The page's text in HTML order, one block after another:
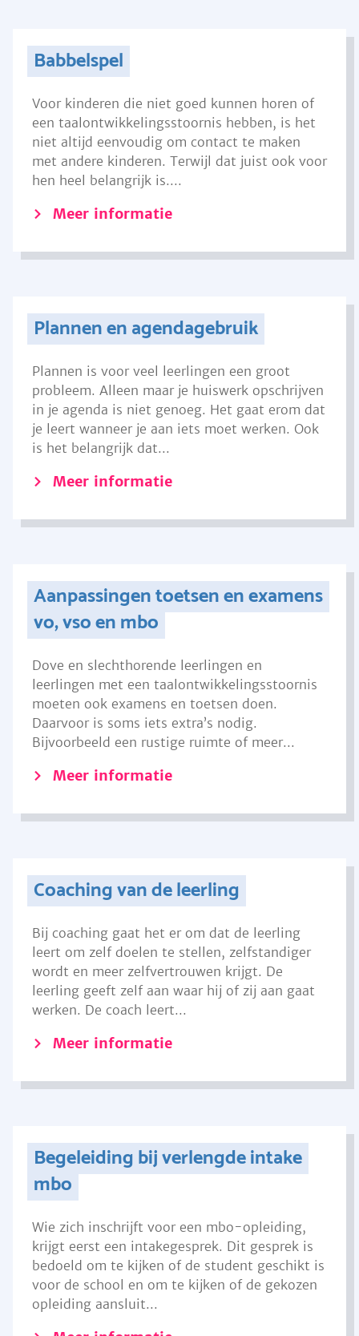
Babbelspel
Voor kinderen die niet goed kunnen horen of
een taalontwikkelingsstoornis hebben, is het
niet altijd eenvoudig om contact te maken
met andere kinderen. Terwijl dat juist ook voor
hen heel belangrijk is....
Meer informatie
Plannen en agendagebruik
Plannen is voor veel leerlingen een groot
probleem. Alleen maar je huiswerk opschrijven
in je agenda is niet genoeg. Het gaat erom dat
je leert wanneer je aan iets moet werken. Ook
is het belangrijk dat...
Meer informatie
Aanpassingen toetsen en examens
vo, vso en mbo
Dove en slechthorende leerlingen en
leerlingen met een taalontwikkelingsstoornis
moeten ook examens en toetsen doen.
Daarvoor is soms iets extra’s nodig.
Bijvoorbeeld een rustige ruimte of meer...
Meer informatie
Coaching van de leerling
Bij coaching gaat het er om dat de leerling
leert om zelf doelen te stellen, zelfstandiger
wordt en meer zelfvertrouwen krijgt. De
leerling geeft zelf aan waar hij of zij aan gaat
werken. De coach leert...
Meer informatie
Begeleiding bij verlengde intake
mbo
Wie zich inschrijft voor een mbo-opleiding,
krijgt eerst een intakegesprek. Dit gesprek is
bedoeld om te kijken of de student geschikt is
voor de school en om te kijken of de gekozen
opleiding aansluit...